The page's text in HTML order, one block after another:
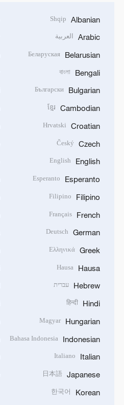
Albanian
Shqip
Arabic العربية
Belarusian
Беларуская
Bengali
বাংলা
Bulgarian
Български
Cambodian
ខ្មែរ
Croatian
Hrvatski
Czech
Český
English
English
Esperanto
Esperanto
Filipino
Filipino
French
Français
German
Deutsch
Greek
Ελληνικά
Hausa
Hausa
Hebrew עברית
Hindi
हिन्दी
Hungarian
Magyar
Indonesian
Bahasa Indonesia
Italian
Italiano
Japanese
日本語
Korean
한국어